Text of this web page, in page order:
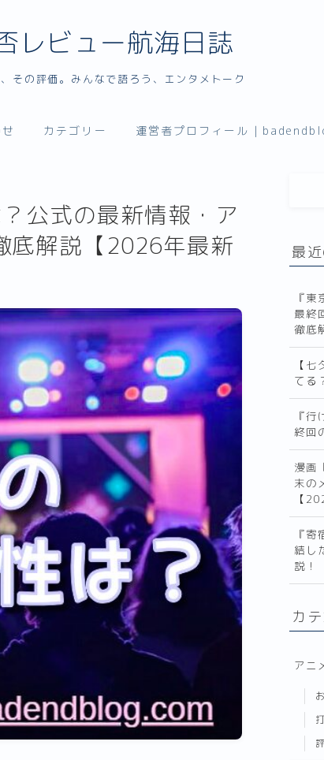
レビュー航海日誌
その評価。みんなで語ろう、エンタメトーク
カテゴリー 運営者プロフィール｜
公式の最新情報・ア
底解説【2026年最新
最
『
最終
徹底
【
てる
『
終回
漫画
末の
【
『
結し
説！
カ
アニ